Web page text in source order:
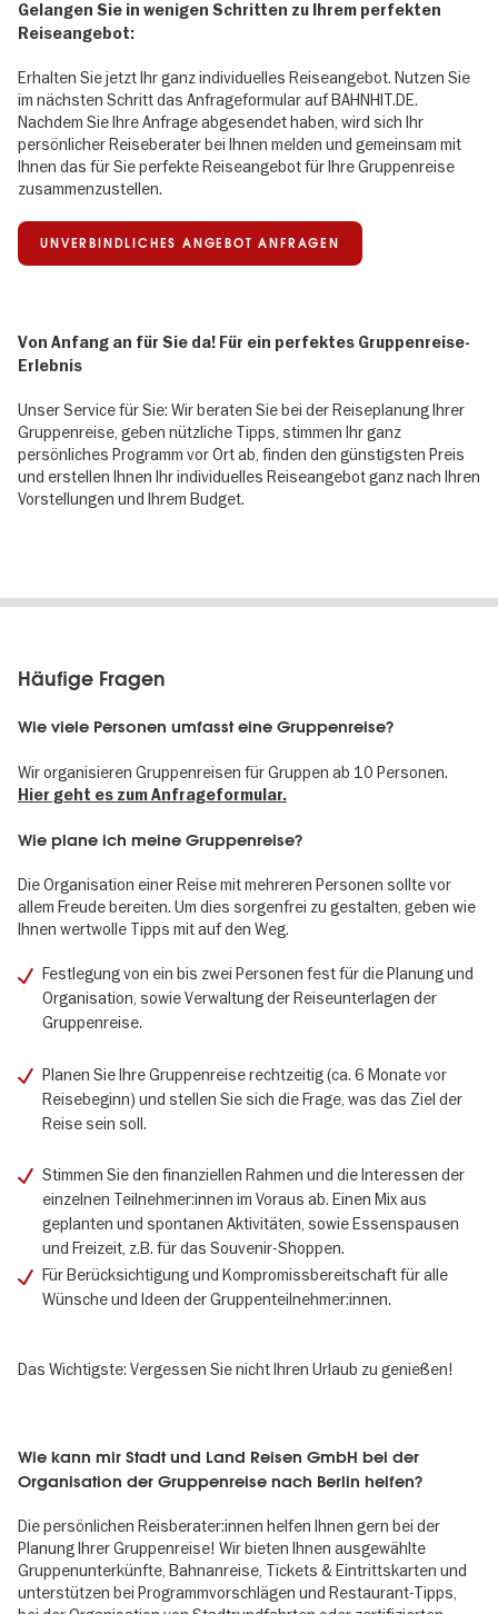
Gelangen Sie in wenigen Schritten zu Ihrem perfekten
Reiseangebot:
Erhalten Sie jetzt Ihr ganz individuelles Reiseangebot. Nutzen Sie
im nächsten Schritt das Anfrageformular auf BAHNHIT.DE.
Nachdem Sie Ihre Anfrage abgesendet haben, wird sich Ihr
persönlicher Reiseberater bei Ihnen melden und gemeinsam mit
Ihnen das für Sie perfekte Reiseangebot für Ihre Gruppenreise
zusammenzustellen.
UNVERBINDLICHES ANGEBOT ANFRAGEN
Von Anfang an für Sie da! Für ein perfektes Gruppenreise-
Erlebnis
Unser Service für Sie: Wir beraten Sie bei der Reiseplanung Ihrer
Gruppenreise, geben nützliche Tipps, stimmen Ihr ganz
persönliches Programm vor Ort ab, finden den günstigsten Preis
und erstellen Ihnen Ihr individuelles Reiseangebot ganz nach Ihren
Vorstellungen und Ihrem Budget.
Häufige Fragen
Wie viele Personen umfasst eine Gruppenreise?
Wir organisieren Gruppenreisen für Gruppen ab 10 Personen.
Hier geht es zum Anfrageformular.
Wie plane ich meine Gruppenreise?
Die Organisation einer Reise mit mehreren Personen sollte vor
allem Freude bereiten. Um dies sorgenfrei zu gestalten, geben wie
Ihnen wertwolle Tipps mit auf den Weg.
Festlegung von ein bis zwei Personen fest für die Planung und
Organisation, sowie Verwaltung der Reiseunterlagen der
Gruppenreise.
Planen Sie Ihre Gruppenreise rechtzeitig (ca. 6 Monate vor
Reisebeginn) und stellen Sie sich die Frage, was das Ziel der
Reise sein soll.
Stimmen Sie den finanziellen Rahmen und die Interessen der
einzelnen Teilnehmer:innen im Voraus ab. Einen Mix aus
geplanten und spontanen Aktivitäten, sowie Essenspausen
und Freizeit, z.B. für das Souvenir-Shoppen.
Für Berücksichtigung und Kompromissbereitschaft für alle
Wünsche und Ideen der Gruppenteilnehmer:innen.
Das Wichtigste: Vergessen Sie nicht Ihren Urlaub zu genießen!
Wie kann mir Stadt und Land Reisen GmbH bei der
Organisation der Gruppenreise nach Berlin helfen?
Die persönlichen Reisberater:innen helfen Ihnen gern bei der
Planung Ihrer Gruppenreise! Wir bieten Ihnen ausgewählte
Gruppenunterkünfte, Bahnanreise, Tickets & Eintrittskarten und
unterstützen bei Programmvorschlägen und Restaurant-Tipps,